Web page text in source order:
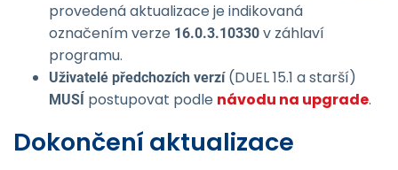
provedená aktualizace je indikovaná
označením verze 16.0.3.10330 v záhlaví
programu.
Uživatelé předchozích verzí(DUEL 15.1 a starší)
MUSÍ postupovat podle návodu na upgrade.
Dokončení aktualizace